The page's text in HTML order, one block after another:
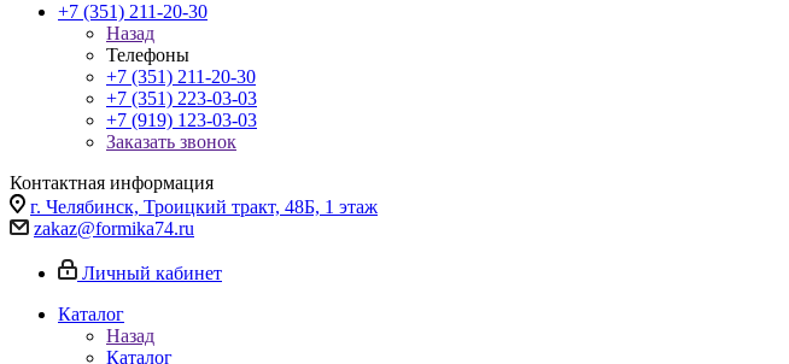
+7 (351) 211-20-30
Назад
Телефоны
+7 (351) 211-20-30
+7 (351) 223-03-03
+7 (919) 123-03-03
Заказать звонок
Контактная информация
г. Челябинск, Троицкий тракт, 48Б, 1 этаж
zakaz@formika74.ru
Личный кабинет
Каталог
Назад
Каталог